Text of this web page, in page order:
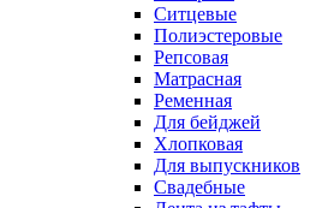
Ситцевые
Полиэстеровые
Репсовая
Матрасная
Ременная
Для бейджей
Хлопковая
Для выпускников
Свадебные